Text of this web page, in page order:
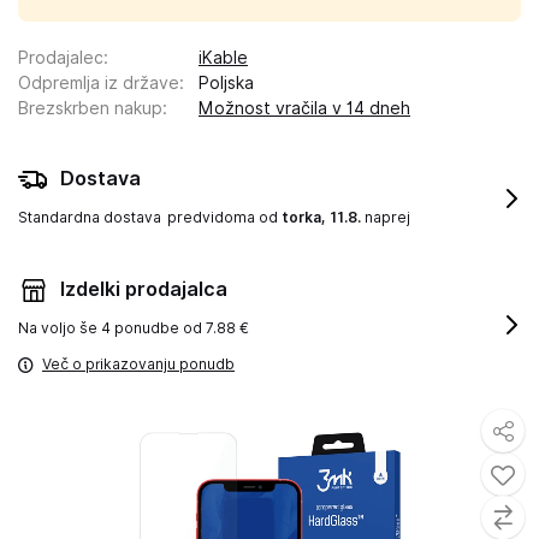
Prodajalec:
iKable
Odpremlja iz države:
Poljska
Brezskrben nakup: Možnost vračila v 14 dneh
Dostava
Standardna dostava predvidoma od torka, 11.8. naprej
Izdelki prodajalca
Na voljo še 4 ponudbe od 7.88 €
Več o prikazovanju ponudb